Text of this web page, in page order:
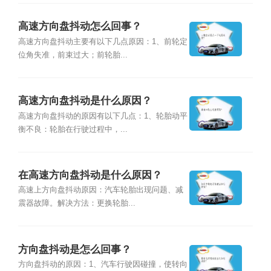
高速方向盘抖动怎么回事？
高速方向盘抖动主要有以下几点原因：1、前轮定
位角失准，前束过大；前轮胎...
高速方向盘抖动是什么原因？
高速方向盘抖动的原因有以下几点：1、轮胎动平
衡不良：轮胎在行驶过程中，...
在高速方向盘抖动是什么原因？
高速上方向盘抖动原因：汽车轮胎出现问题、减
震器故障。解决方法：更换轮胎...
方向盘抖动是怎么回事？
方向盘抖动的原因：1、汽车行驶因碰撞，使转向